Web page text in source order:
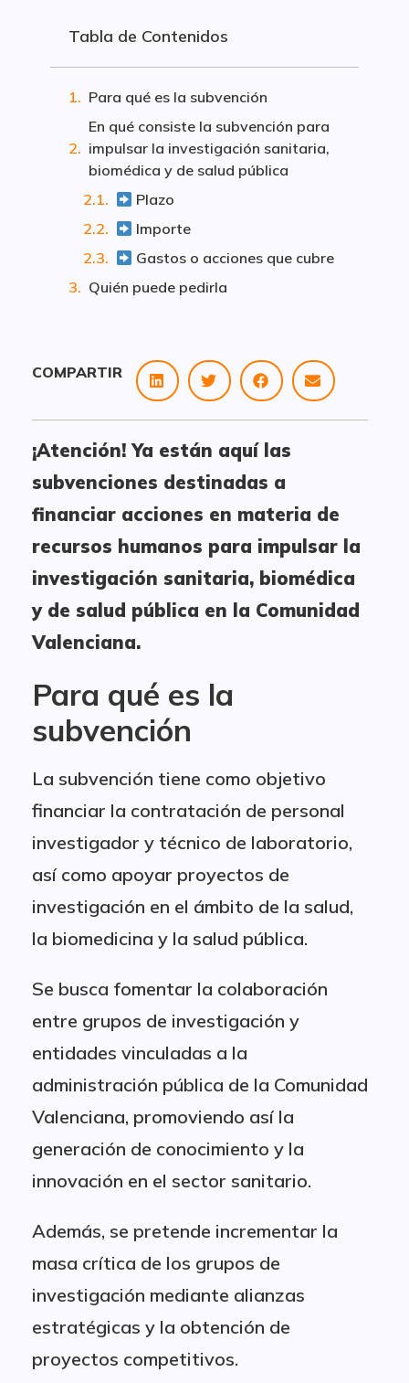
COMPARTIR
¡Atención! Ya están aquí las
subvenciones destinadas a
financiar acciones en materia de
recursos humanos para impulsar la
investigación sanitaria, biomédica
y de salud pública en la Comunidad
Valenciana.
Para qué es la
subvención
La subvención tiene como objetivo
financiar la contratación de personal
investigador y técnico de laboratorio,
así como apoyar proyectos de
investigación en el ámbito de la salud,
la biomedicina y la salud pública.
Se busca fomentar la colaboración
entre grupos de investigación y
entidades vinculadas a la
administración pública de la Comunidad
Valenciana, promoviendo así la
generación de conocimiento y la
innovación en el sector sanitario.
Además, se pretende incrementar la
masa crítica de los grupos de
investigación mediante alianzas
estratégicas y la obtención de
proyectos competitivos.
Tabla de Contenidos
Para qué es la subvención
En qué consiste la subvención para
impulsar la investigación sanitaria,
biomédica y de salud pública
Plazo
Importe
Gastos o acciones que cubre
Quién puede pedirla